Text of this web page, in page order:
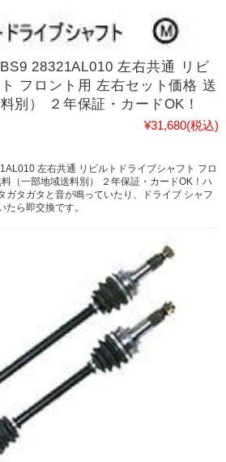
28321AL010 左右共通 リビ
フロント用 左右セット価格 送
別） ２年保証・カードOK！
¥31,680(税込)
左右共通 リビルトドライブシャフト フロ
（一部地域送料別） ２年保証・カードOK！ハ
ガタガタと音が鳴っていたり、ドライブ シャフ
たら即交換です。